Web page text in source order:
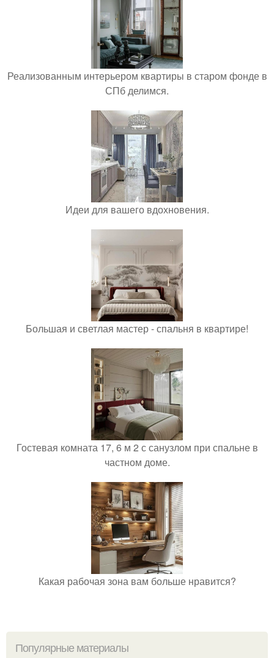
Реализованным интерьером квартиры в старом фонде в
СПб делимся.
Идеи для вашего вдохновения.
Большая и светлая мастер - спальня в квартире!
Гостевая комната 17, 6 м 2 с санузлом при спальне в
частном доме.
Какая рабочая зона вам больше нравится?
Популярные материалы